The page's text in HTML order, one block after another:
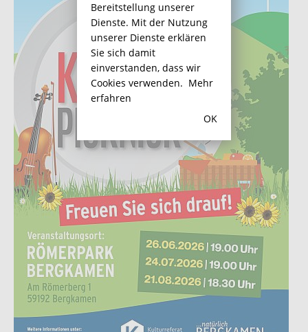
Bereitstellung unserer
Dienste. Mit der Nutzung
unserer Dienste erklären
Sie sich damit
einverstanden, dass wir
Cookies verwenden. Mehr
erfahren
OK